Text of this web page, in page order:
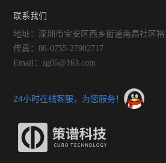
联系我们
地址：深圳市宝安区西乡街道南昌社区
传真：86-0755-27902717
Email：zg05@163.com
24小时在线客服，为您服务！